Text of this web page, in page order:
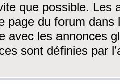
que possible. Les
page du forum dans
avec les annonces
sont définies par